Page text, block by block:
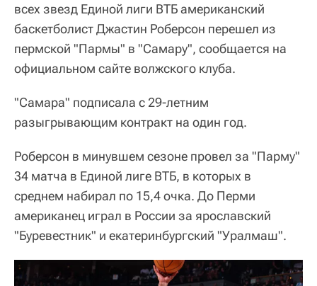
всех звезд Единой лиги ВТБ американский
баскетболист Джастин Роберсон перешел из
пермской "Пармы" в "Самару", сообщается на
официальном сайте волжского клуба.
"Самара" подписала с 29-летним
разыгрывающим контракт на один год.
Роберсон в минувшем сезоне провел за "Парму"
34 матча в Единой лиге ВТБ, в которых в
среднем набирал по 15,4 очка. До Перми
американец играл в России за ярославский
"Буревестник" и екатеринбургский "Уралмаш".